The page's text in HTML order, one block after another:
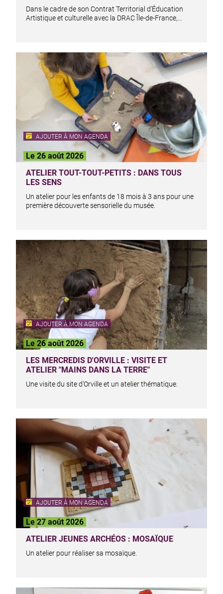
Dans le cadre de son Contrat Territorial d’Éducation
Artistique et culturelle avec la DRAC Île-de-France,…
ATELIER TOUT-TOUT-PETITS : DANS TOUS
LES SENS
AJOUTER À MON AGENDA
Le 26 août 2026
Un atelier pour les enfants de 18 mois à 3 ans pour une
première découverte sensorielle du musée.
LES MERCREDIS D'ORVILLE : VISITE ET
ATELIER "MAINS DANS LA TERRE"
AJOUTER À MON AGENDA
Le 26 août 2026
Une visite du site d'Orville et un atelier thématique.
ATELIER JEUNES ARCHÉOS : MOSAÏQUE
AJOUTER À MON AGENDA
Le 27 août 2026
Un atelier pour réaliser sa mosaïque.